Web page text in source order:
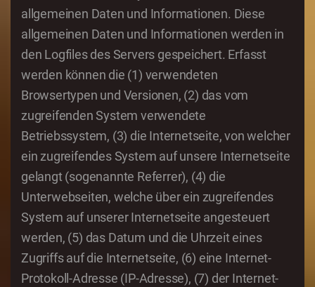
allgemeinen Daten und Informationen. Diese
allgemeinen Daten und Informationen werden in
den Logfiles des Servers gespeichert. Erfasst
werden können die (1) verwendeten
Browsertypen und Versionen, (2) das vom
zugreifenden System verwendete
Betriebssystem, (3) die Internetseite, von welcher
ein zugreifendes System auf unsere Internetseite
gelangt (sogenannte Referrer), (4) die
Unterwebseiten, welche über ein zugreifendes
System auf unserer Internetseite angesteuert
werden, (5) das Datum und die Uhrzeit eines
Zugriffs auf die Internetseite, (6) eine Internet-
Protokoll-Adresse (IP-Adresse), (7) der Internet-